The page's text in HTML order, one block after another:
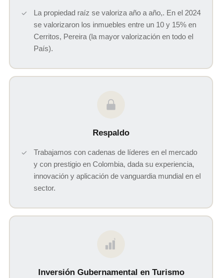
La propiedad raíz se valoriza año a año,. En el 2024
se valorizaron los inmuebles entre un 10 y 15% en
Cerritos, Pereira (la mayor valorización en todo el
País).
Respaldo
Trabajamos con cadenas de líderes en el mercado
y con prestigio en Colombia, dada su experiencia,
innovación y aplicación de vanguardia mundial en el
sector.
$
Inversión Gubernamental en Turismo